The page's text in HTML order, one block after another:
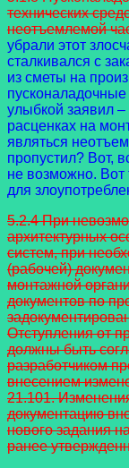
технических
неотъемлемой
убрали этот
сталкивался с
из сметы на
улыбкой заявил
расценках на
являться
пропустил? Вот,
не возможно. Вот
для
5.2.4 При
архитектурных
систем, при
(рабочей)
монтажной
документов по
Отступления от
должны быть
разработчиком
внесением
21.101.
документацию
нового задания
ранее